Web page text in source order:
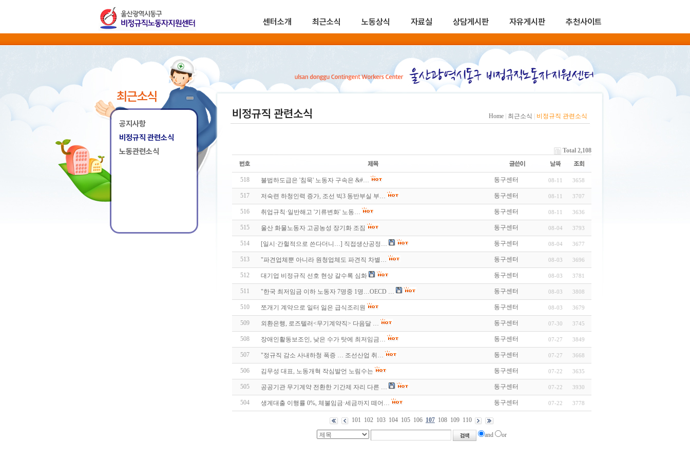
센터소개 최근소식 노동상식 자료실 상담게시판 자유게시판 추천사이트
최근소식
공지사항
비정규직 관련소식
노동관련소식
비정규직 관련소식 Home 최근소식 비정규직 관련소식
Total 2,108
518 불법하도급은 '침묵' 노동자 구속은 &#… 동구센터 08-11 3658
517 저숙련 하청인력 증가, 조선 빅3 동반부실 부… 동구센터 08-11 3707
516 취업규칙·일반해고 '기류변화' 노동… 동구센터 08-11 3636
515 울산 화물노동자 고공농성 장기화 조짐 동구센터 08-04 3793
514 [일시·간헐적으로 쓴다더니…] 직접생산공정… 동구센터 08-04 3677
513 "파견업체뿐 아니라 원청업체도 파견직 차별… 동구센터 08-03 3696
512 대기업 비정규직 선호 현상 갈수록 심화 동구센터 08-03 3781
511 "한국 최저임금 이하 노동자 7명중 1명…OECD … 동구센터 08-03 3808
510 쪼개기 계약으로 일터 잃은 급식조리원 동구센터 08-03 3679
509 외환은행, 로즈텔러<무기계약직> 다음달 … 동구센터 07-30 3745
508 장애인활동보조인, 낮은 수가 탓에 최저임금… 동구센터 07-27 3849
507 "정규직 감소 사내하청 폭증 … 조선산업 취… 동구센터 07-27 3668
506 김무성 대표, 노동개혁 작심발언 노림수는 동구센터 07-22 3635
505 공공기관 무기계약 전환한 기간제 자리 다른 … 동구센터 07-22 3930
504 생계대출 이행률 0%, 체불임금·세금까지 떼어… 동구센터 07-22 3778
101 102 103 104 105 106 107 108 109 110
and or